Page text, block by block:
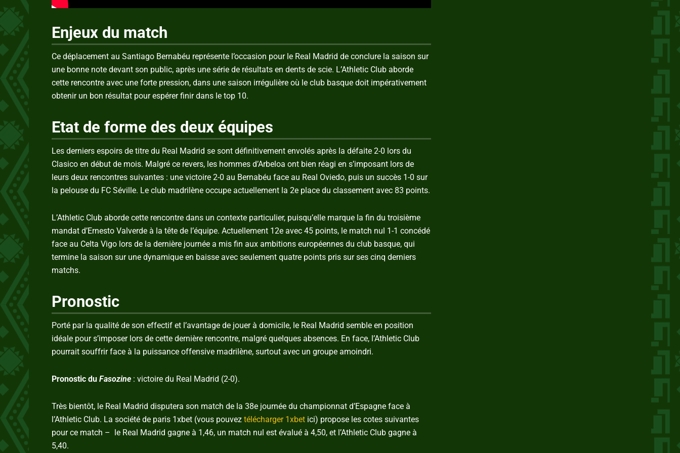
Enjeux du match
Ce déplacement au Santiago Bernabéu représente l’occasion pour le Real Madrid de conclure la saison sur
une bonne note devant son public, après une série de résultats en dents de scie. L’Athletic Club aborde
cette rencontre avec une forte pression, dans une saison irrégulière où le club basque doit impérativement
obtenir un bon résultat pour espérer finir dans le top 10.
Etat de forme des deux équipes
Les derniers espoirs de titre du Real Madrid se sont définitivement envolés après la défaite 2-0 lors du
Clasico en début de mois. Malgré ce revers, les hommes d’Arbeloa ont bien réagi en s’imposant lors de
leurs deux rencontres suivantes : une victoire 2-0 au Bernabéu face au Real Oviedo, puis un succès 1-0 sur
la pelouse du FC Séville. Le club madrilène occupe actuellement la 2e place du classement avec 83 points.
L’Athletic Club aborde cette rencontre dans un contexte particulier, puisqu’elle marque la fin du troisième
mandat d’Ernesto Valverde à la tête de l’équipe. Actuellement 12e avec 45 points, le match nul 1-1 concédé
face au Celta Vigo lors de la dernière journée a mis fin aux ambitions européennes du club basque, qui
termine la saison sur une dynamique en baisse avec seulement quatre points pris sur ses cinq derniers
matchs.
Pronostic
Porté par la qualité de son effectif et l’avantage de jouer à domicile, le Real Madrid semble en position
idéale pour s’imposer lors de cette dernière rencontre, malgré quelques absences. En face, l’Athletic Club
pourrait souffrir face à la puissance offensive madrilène, surtout avec un groupe amoindri.
Pronostic du Fasozine : victoire du Real Madrid (2-0).
Très bientôt, le Real Madrid disputera son match de la 38e journée du championnat d’Espagne face à
l’Athletic Club. La société de paris 1xbet (vous pouvez télécharger 1xbet ici) propose les cotes suivantes
pour ce match – le Real Madrid gagne à 1,46, un match nul est évalué à 4,50, et l’Athletic Club gagne à
5,40.